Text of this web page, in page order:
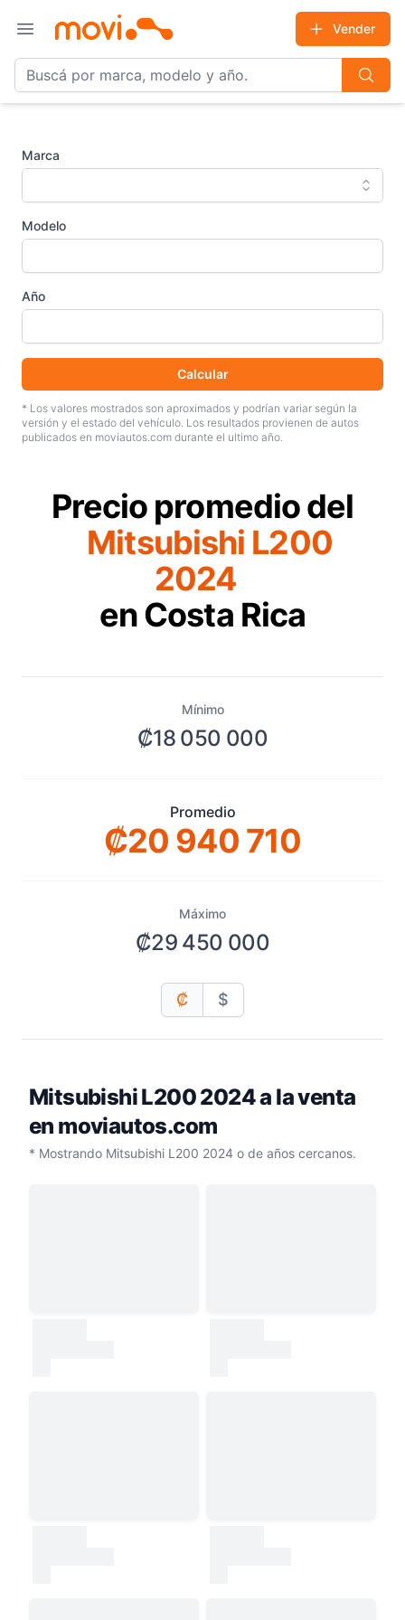
Open main menu
Vender
Marca
Modelo
Año
Calcular
* Los valores mostrados son aproximados y podrían variar según la
versión y el estado del vehículo. Los resultados provienen de autos
publicados en moviautos.com durante el ultimo año.
Precio promedio del
Mitsubishi L200
2024
en Costa Rica
Mínimo
₡18 050 000
Promedio
₡20 940 710
Máximo
₡29 450 000
₡ $
Mitsubishi L200 2024a la venta
en moviautos.com
* Mostrando Mitsubishi L200 2024 o de años cercanos.